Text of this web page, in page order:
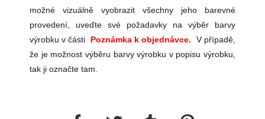
možné vizuálně vyobrazit všechny jeho barevné
provedení, uveďte své požadavky na výběr barvy
výrobku v části Poznámka k objednávce.
V případě,
že je možnost výběru barvy výrobku v popisu výrobku,
tak ji označte tam.